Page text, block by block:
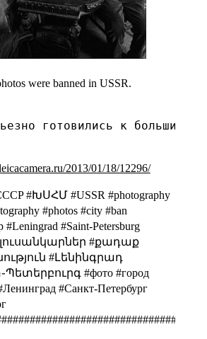
were banned in USSR.
готовились к большим
2013/01/18/12296/
#ԽՍՀՄ #USSR #photography
#photos #city #ban
#Leningrad #Saint-Petersburg
#քադաք
#Լենինգրադ
#фото #город
#Санкт-Петербург